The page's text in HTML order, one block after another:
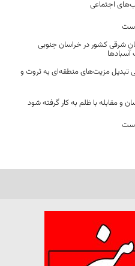
اجتماعی
شرقی کشور در خراسان جنوبی
آسبادها
تبدیل مزیت‌های منطقه‌ای به ثروت و
و مقابله با ظلم به کار گرفته شود
است